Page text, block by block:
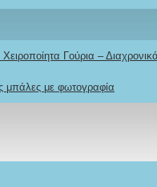
Χειροποίητα Γούρια –
μπάλες με φωτογραφία